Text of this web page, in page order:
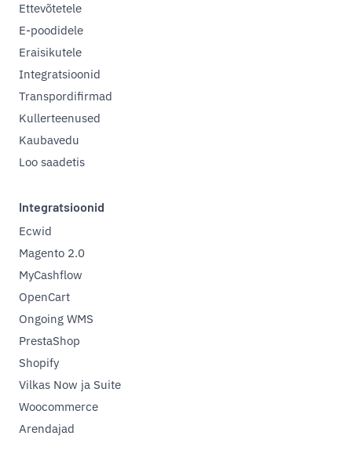
Ettevõtetele
E-poodidele
Eraisikutele
Integratsioonid
Transpordifirmad
Kullerteenused
Kaubavedu
Loo saadetis
Integratsioonid
Ecwid
Magento 2.0
MyCashflow
OpenCart
Ongoing WMS
PrestaShop
Shopify
Vilkas Now ja Suite
Woocommerce
Arendajad